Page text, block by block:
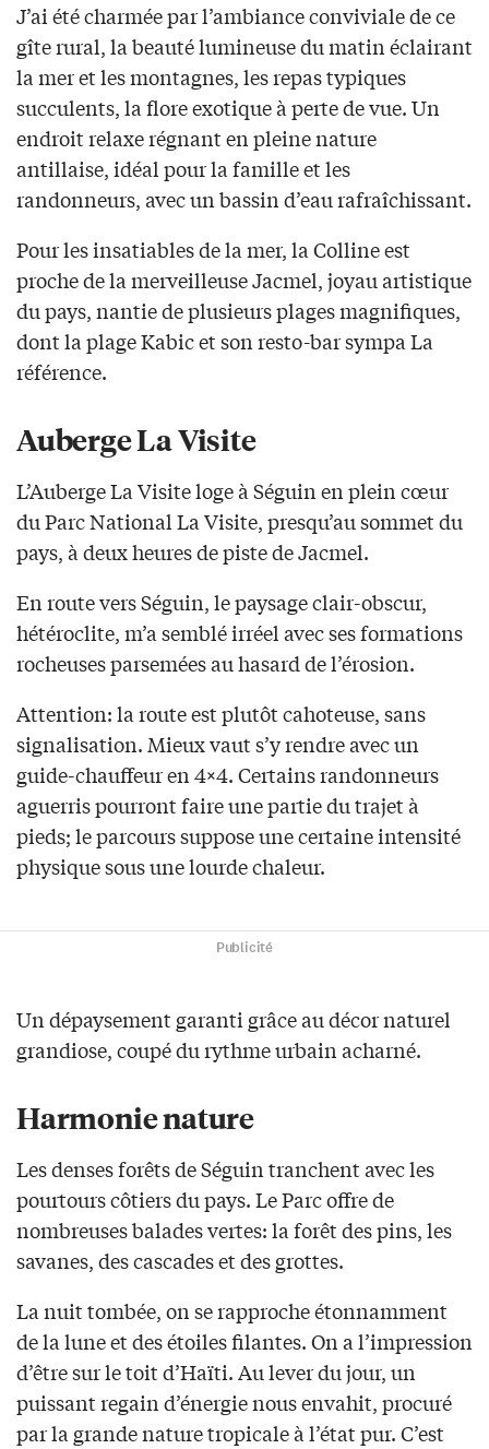
J’ai été charmée par l’ambiance conviviale de ce
gîte rural, la beauté lumineuse du matin éclairant
la mer et les montagnes, les repas typiques
succulents, la flore exotique à perte de vue. Un
endroit relaxe régnant en pleine nature
antillaise, idéal pour la famille et les
randonneurs, avec un bassin d’eau rafraîchissant.
Pour les insatiables de la mer, la Colline est
proche de la merveilleuse Jacmel, joyau artistique
du pays, nantie de plusieurs plages magnifiques,
dont la plage Kabic et son resto-bar sympa La
référence.
Auberge La Visite
L’Auberge La Visite loge à Séguin en plein cœur
du Parc National La Visite, presqu’au sommet du
pays, à deux heures de piste de Jacmel.
En route vers Séguin, le paysage clair-obscur,
hétéroclite, m’a semblé irréel avec ses formations
rocheuses parsemées au hasard de l’érosion.
Attention: la route est plutôt cahoteuse, sans
signalisation. Mieux vaut s’y rendre avec un
guide-chauffeur en 4×4. Certains randonneurs
aguerris pourront faire une partie du trajet à
pieds; le parcours suppose une certaine intensité
physique sous une lourde chaleur.
Publicité
Un dépaysement garanti grâce au décor naturel
grandiose, coupé du rythme urbain acharné.
Harmonie nature
Les denses forêts de Séguin tranchent avec les
pourtours côtiers du pays. Le Parc offre de
nombreuses balades vertes: la forêt des pins, les
savanes, des cascades et des grottes.
La nuit tombée, on se rapproche étonnamment
de la lune et des étoiles filantes. On a l’impression
d’être sur le toit d’Haïti. Au lever du jour, un
puissant regain d’énergie nous envahit, procuré
par la grande nature tropicale à l’état pur. C’est